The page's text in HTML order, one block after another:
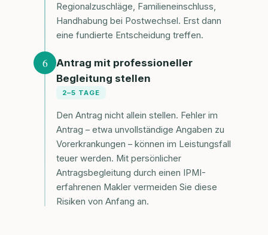
Regionalzuschläge, Familieneinschluss,
Handhabung bei Postwechsel. Erst dann
eine fundierte Entscheidung treffen.
6
Antrag mit professioneller
Begleitung stellen
2–5 TAGE
Den Antrag nicht allein stellen. Fehler im
Antrag – etwa unvollständige Angaben zu
Vorerkrankungen – können im Leistungsfall
teuer werden. Mit persönlicher
Antragsbegleitung durch einen IPMI-
erfahrenen Makler vermeiden Sie diese
Risiken von Anfang an.